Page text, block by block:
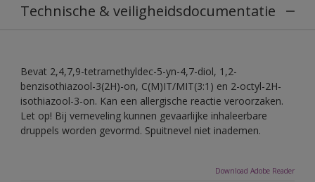
Technische & veiligheidsdocumentatie
Bevat 2,4,7,9-tetramethyldec-5-yn-4,7-diol, 1,2-
benzisothiazool-3(2H)-on, C(M)IT/MIT(3:1) en 2-octyl-2H-
isothiazool-3-on. Kan een allergische reactie veroorzaken.
Let op! Bij verneveling kunnen gevaarlijke inhaleerbare
druppels worden gevormd. Spuitnevel niet inademen.
Download Adobe Reader